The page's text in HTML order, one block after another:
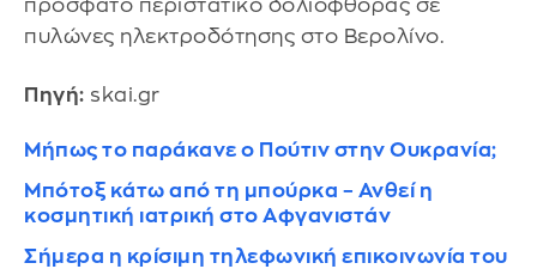
πρόσφατο περιστατικό δολιοφθοράς σε
πυλώνες ηλεκτροδότησης στο Βερολίνο.
Πηγή: skai.gr
Μήπως το παράκανε ο Πούτιν στην Ουκρανία;
Μπότοξ κάτω από τη μπούρκα – Ανθεί η
κοσμητική ιατρική στο Αφγανιστάν
Σήμερα η κρίσιμη τηλεφωνική επικοινωνία του